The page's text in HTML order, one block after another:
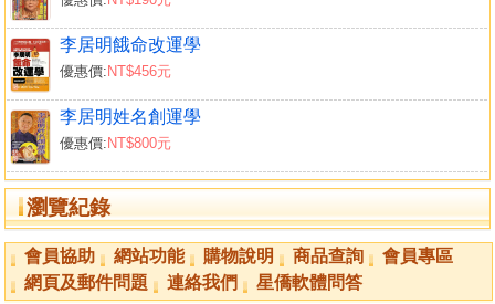
李居明餓命改運學
優惠價: NT$456元
李居明姓名創運學
優惠價: NT$800元
瀏覽紀錄
會員協助 網站功能 購物說明 商品查詢
會員專區
網頁及郵件問題
連絡我們 星僑軟體問答